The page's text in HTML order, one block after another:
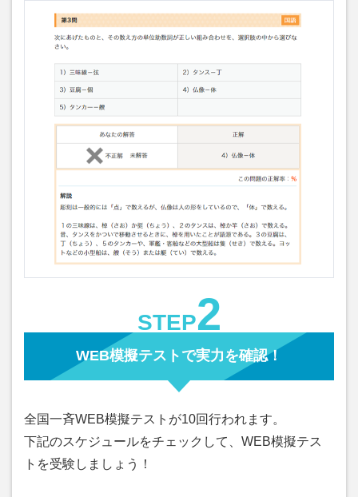
STEP2
WEB模擬テストで実力を確認！
全国一斉WEB模擬テストが10回行われます。
下記のスケジュールをチェックして、WEB模擬テス
トを受験しましょう！